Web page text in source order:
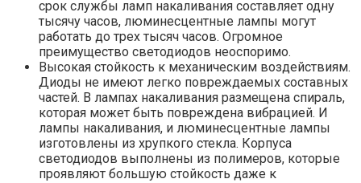
срок службы ламп накаливания составляет одну
тысячу часов, люминесцентные лампы могут
работать до трех тысяч часов. Огромное
преимущество светодиодов неоспоримо.
Высокая стойкость к механическим воздействиям.
Диоды не имеют легко повреждаемых составных
частей. В лампах накаливания размещена спираль,
которая может быть повреждена вибрацией. И
лампы накаливания, и люминесцентные лампы
изготовлены из хрупкого стекла. Корпуса
светодиодов выполнены из полимеров, которые
проявляют большую стойкость даже к